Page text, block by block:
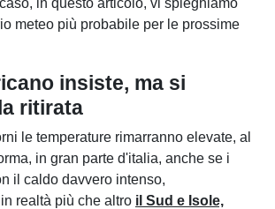
in questo articolo, vi spieghiamo
meteo più probabile per le prossime
insiste, ma si
ritirata
le temperature rimarranno elevate, al
in gran parte d'italia, anche se i
il caldo davvero intenso,
realtà più che altro il Sud e Isole,